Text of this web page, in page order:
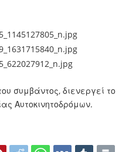
συμβάντος, διενεργεί το
Αυτοκινητοδρόμων.